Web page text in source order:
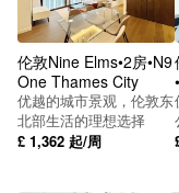
伦敦Nine Elms•2房•N9
One Thames City
优越的城市景观，伦敦东
北部生活的理想选择
£ 1,362 起/周